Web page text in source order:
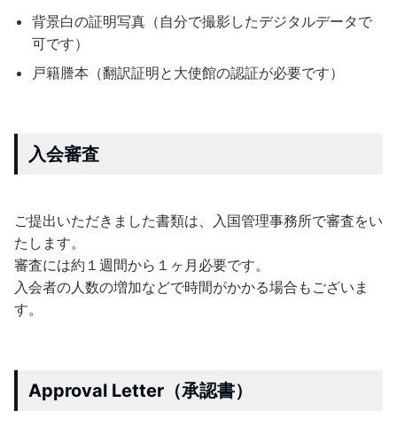
背景白の証明写真（自分で撮影したデジタルデータで
可です）
戸籍謄本（翻訳証明と大使館の認証が必要です）
入会審査
ご提出いただきました書類は、入国管理事務所で審査をい
たします。
審査には約１週間から１ヶ月必要です。
入会者の人数の増加などで時間がかかる場合もございま
す。
Approval Letter（承認書）